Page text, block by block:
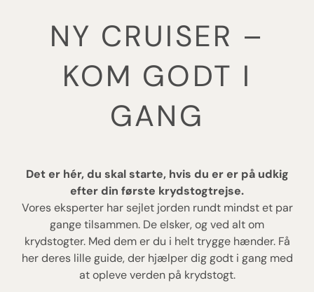
NY CRUISER –
KOM GODT I
GANG
Det er hér, du skal starte, hvis du er er på udkig
efter din første krydstogtrejse.
Vores eksperter har sejlet jorden rundt mindst et par
gange tilsammen. De elsker, og ved alt om
krydstogter. Med dem er du i helt trygge hænder. Få
her deres lille guide, der hjælper dig godt i gang med
at opleve verden på krydstogt.